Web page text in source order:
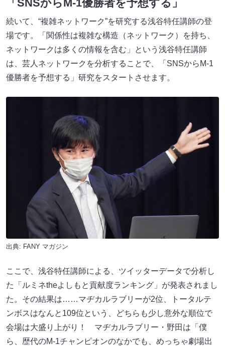
「SNSからM-1優勝者を予想する」
続いて、“複雑ネットワーク”を研究する浅谷特任講師の登
場です。「関係性は複雑な構造（ネットワーク）を持ち、
ネットワークは多くの情報を含む」という浅谷特任講師
は、芸人ネットワークを分析することで、「SNSからM-1
優勝者を予想する」研究をスタートさせます。
出典: FANY マガジン
ここで、浅谷特任講師による、ツイッターデータで分析し
た「ルミネtheよしもと貢献度ランキング」が発表されまし
た。その結果は……マヂカルラブリーが2位、トータルテ
ンボスはなんと109位という、どちらも少し意外な順位で
会場は大盛り上がり！ マヂカルラブリー・野田は「僕
ら、歴代のM-1チャンピオンのなかでも、めっちゃ劇場出